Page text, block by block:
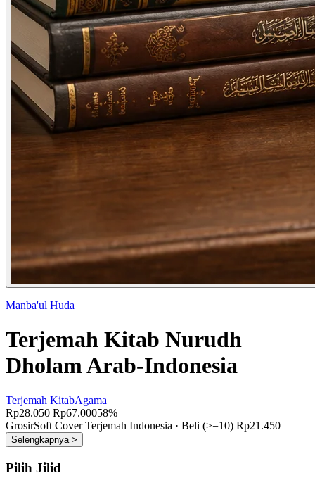
Manba'ul Huda
Terjemah Kitab Nurudh
Dholam Arab-Indonesia
Terjemah KitabAgama
Rp28.050 Rp67.00058%
GrosirSoft Cover Terjemah Indonesia · Beli (>=10) Rp21.450
Selengkapnya >
Pilih Jilid